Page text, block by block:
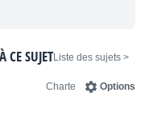
< Liste des sujets
CE SUJET
Options
Charte